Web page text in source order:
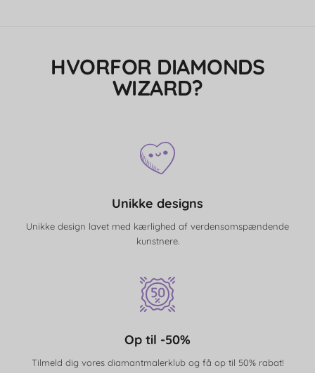
HVORFOR DIAMONDS
WIZARD?
Unikke designs
Unikke design lavet med kærlighed af verdensomspændende
kunstnere.
Op til -50%
Tilmeld dig vores diamantmalerklub og få op til 50% rabat!